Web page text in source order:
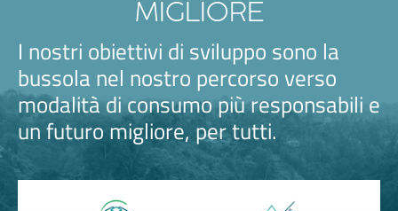
MIGLIORE
I nostri obiettivi di sviluppo sono la
bussola nel nostro percorso verso
modalità di consumo più responsabili e
un futuro migliore, per tutti.